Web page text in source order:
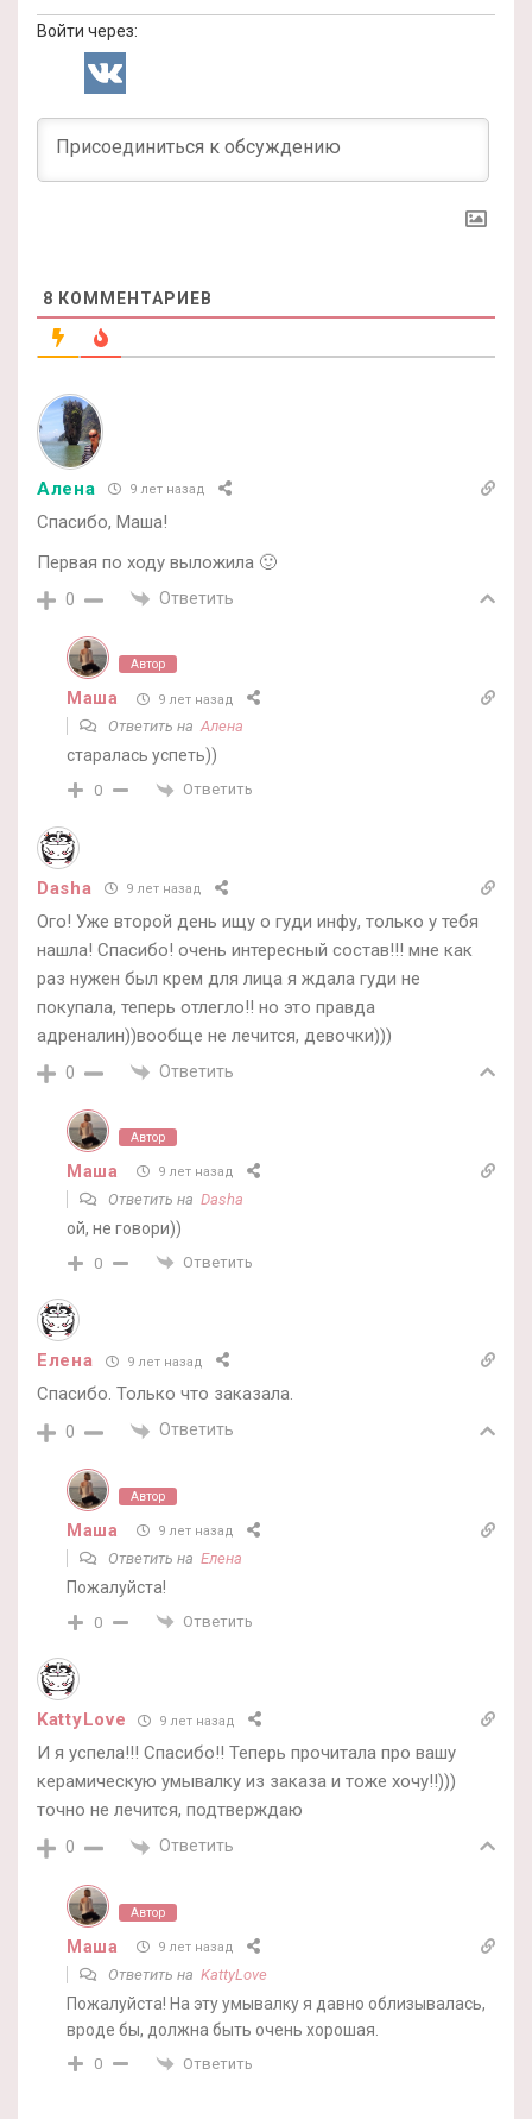
Войти через:
8 КОММЕНТАРИЕВ
Алена 9 лет назад
Спасибо, Маша!
Первая по ходу выложила 🙂
0 Ответить
Автор
Маша 9 лет назад
Ответить наАлена
старалась успеть))
0 Ответить
Dasha 9 лет назад
Ого! Уже второй день ищу о гуди инфу, только у тебя
нашла! Спасибо! очень интересный состав!!! мне как
раз нужен был крем для лица я ждала гуди не
покупала, теперь отлегло!! но это правда
адреналин))вообще не лечится, девочки)))
0 Ответить
Автор
Маша 9 лет назад
Ответить на Dasha
ой, не говори))
0 Ответить
Елена 9 лет назад
Спасибо. Только что заказала.
0 Ответить
Автор
Маша 9 лет назад
Ответить на Елена
Пожалуйста!
0 Ответить
KattyLove 9 лет назад
И я успела!!! Спасибо!! Теперь прочитала про вашу
керамическую умывалку из заказа и тоже хочу!!)))
точно не лечится, подтверждаю
0 Ответить
Автор
Маша 9 лет назад
Ответить на KattyLove
Пожалуйста! На эту умывалку я давно облизывалась,
вроде бы, должна быть очень хорошая.
0 Ответить